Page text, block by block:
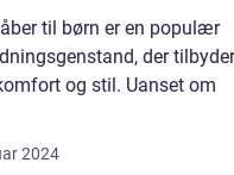
til børn er en populær
der tilbyder
og stil. Uanset om
2024